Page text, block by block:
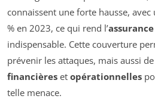
connaissent une forte hausse,
% en 2023, ce qui rend l’
indispensable. Cette couverture
prévenir les attaques, mais aussi
financières et opérationnelles
telle menace.